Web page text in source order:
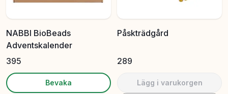
NABBI BioBeads
Adventskalender
395
Bevaka
Påskträdgård
289
Lägg i varukorgen